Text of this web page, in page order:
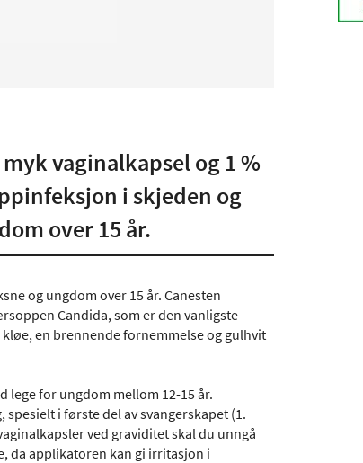
vaginalkapsel og 1 %
i skjeden og
over 15 år.
og ungdom over 15 år. Canesten
Candida, som er den vanligste
en brennende fornemmelse og gulhvit
lege for ungdom mellom 12-15 år.
i første del av svangerskapet (1.
ved graviditet skal du unngå
da applikatoren kan gi irritasjon i